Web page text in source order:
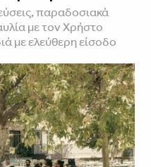
παραδοσιακά
με τον Χρήστο
με ελεύθερη είσοδο